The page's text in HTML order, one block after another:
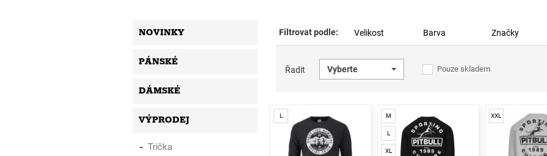
Filtrovat podle: Velikost Barva Značky
Řadit Vyberte Pouze skladem
L M
L
XL
XXL
NOVINKY
PÁNSKÉ
DÁMSKÉ
VÝPRODEJ
Trička